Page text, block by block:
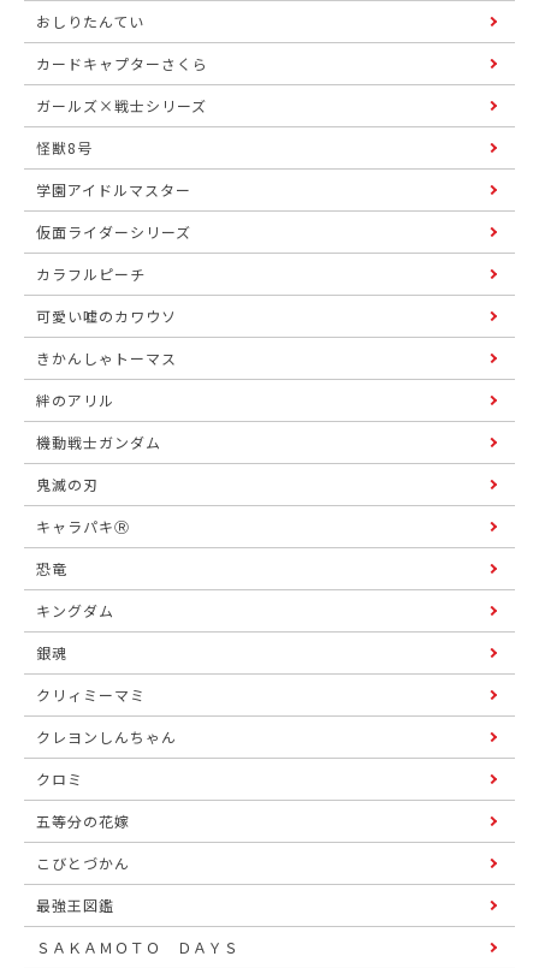
おしりたんてい
カードキャプターさくら
ガールズ×戦士シリーズ
怪獣8号
学園アイドルマスター
仮面ライダーシリーズ
カラフルピーチ
可愛い嘘のカワウソ
きかんしゃトーマス
絆のアリル
機動戦士ガンダム
鬼滅の刃
キャラパキⓇ
恐竜
キングダム
銀魂
クリィミーマミ
クレヨンしんちゃん
クロミ
五等分の花嫁
こびとづかん
最強王図鑑
ＳＡＫＡＭＯＴＯ ＤＡＹＳ